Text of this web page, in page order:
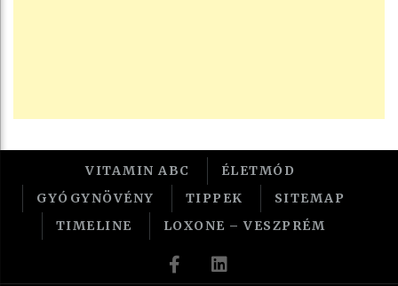
VITAMIN ABC
ÉLETMÓD
GYÓGYNÖVÉNY
TIPPEK
SITEMAP
TIMELINE
LOXONE – VESZPRÉM